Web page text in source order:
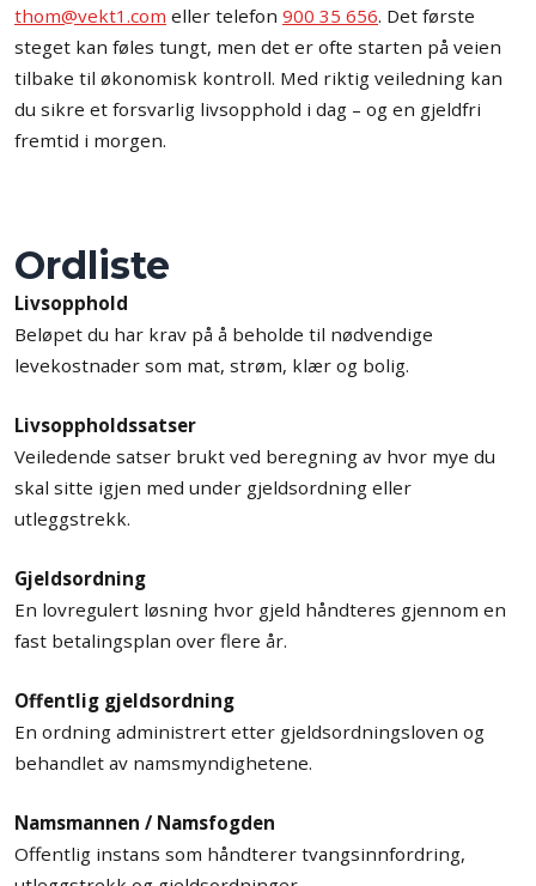
thom@vekt1.com eller telefon 900 35 656. Det første
steget kan føles tungt, men det er ofte starten på veien
tilbake til økonomisk kontroll. Med riktig veiledning kan
du sikre et forsvarlig livsopphold i dag – og en gjeldfri
fremtid i morgen.
Ordliste
Livsopphold
Beløpet du har krav på å beholde til nødvendige
levekostnader som mat, strøm, klær og bolig.
Livsoppholdssatser
Veiledende satser brukt ved beregning av hvor mye du
skal sitte igjen med under gjeldsordning eller
utleggstrekk.
Gjeldsordning
En lovregulert løsning hvor gjeld håndteres gjennom en
fast betalingsplan over flere år.
Offentlig gjeldsordning
En ordning administrert etter gjeldsordningsloven og
behandlet av namsmyndighetene.
Namsmannen / Namsfogden
Offentlig instans som håndterer tvangsinnfordring,